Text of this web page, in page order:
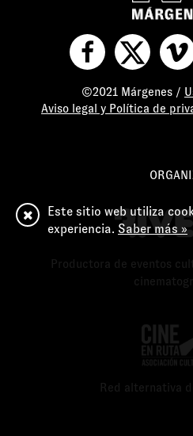
©2021 Márgenes /
Aviso legal y Política de
Productora de eventos
Red alternativa
Este sitio web utiliza
experiencia. Saber más »